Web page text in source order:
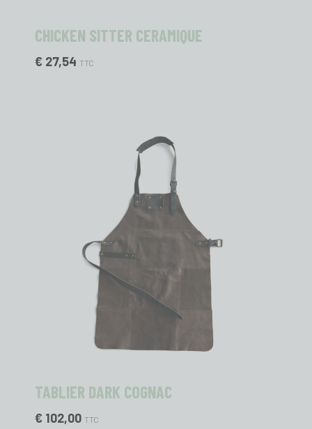
CHICKEN SITTER CERAMIQUE
€ 27,54 TTC
TABLIER DARK COGNAC
€ 102,00 TTC